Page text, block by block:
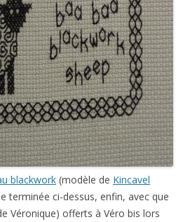
blackwork (modèle de Kincavel
terminée ci-dessus, enfin, avec que
Véronique) offerts à Véro bis lors